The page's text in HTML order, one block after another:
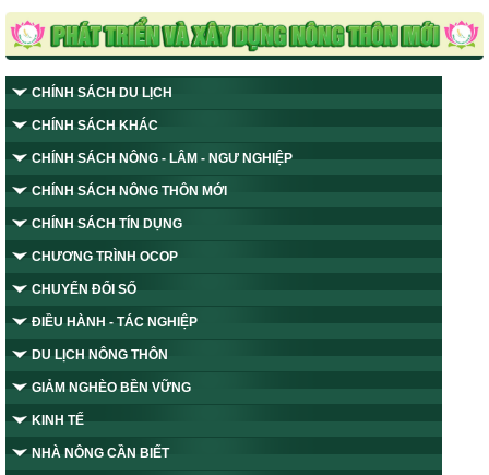
CHÍNH SÁCH DU LỊCH
CHÍNH SÁCH KHÁC
CHÍNH SÁCH NÔNG - LÂM - NGƯ NGHIỆP
CHÍNH SÁCH NÔNG THÔN MỚI
CHÍNH SÁCH TÍN DỤNG
CHƯƠNG TRÌNH OCOP
CHUYỂN ĐỔI SỐ
ĐIỀU HÀNH - TÁC NGHIỆP
DU LỊCH NÔNG THÔN
GIẢM NGHÈO BỀN VỮNG
KINH TẾ
NHÀ NÔNG CẦN BIẾT